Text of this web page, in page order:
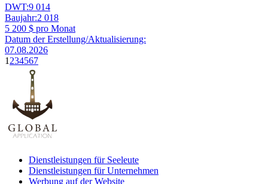
DWT:9 014
Baujahr:2 018
5 200 $ pro Monat
Datum der Erstellung/Aktualisierung:
07.08.2026
1 234567
Dienstleistungen für Seeleute
Dienstleistungen für Unternehmen
Werbung auf der Website